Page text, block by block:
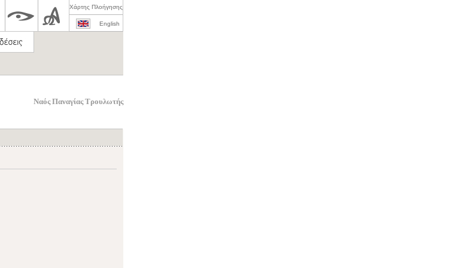
Χάρτης Πλοήγησης
English
Ναός Παναγίας Τρουλωτής